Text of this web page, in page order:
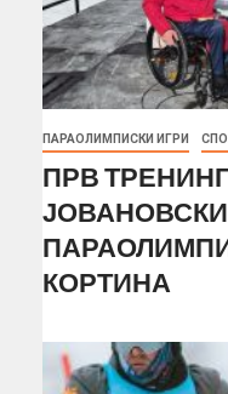
ПАРАОЛИМПИСКИ ИГРИ
ПРВ
КОРТИНА